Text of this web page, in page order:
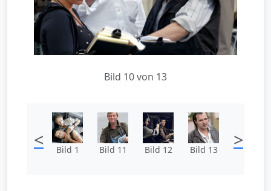
Bild 10 von 13
< Bild 1 Bild 11 Bild 12 Bild 13 >